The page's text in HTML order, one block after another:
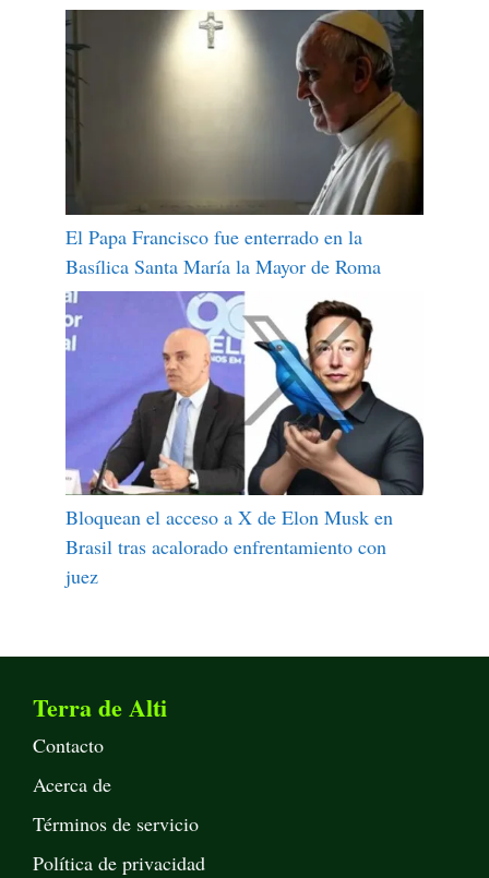
El Papa Francisco fue enterrado en la
Basílica Santa María la Mayor de Roma
Bloquean el acceso a X de Elon Musk en
Brasil tras acalorado enfrentamiento con
juez
Terra de Alti
Contacto
Acerca de
Términos de servicio
Política de privacidad